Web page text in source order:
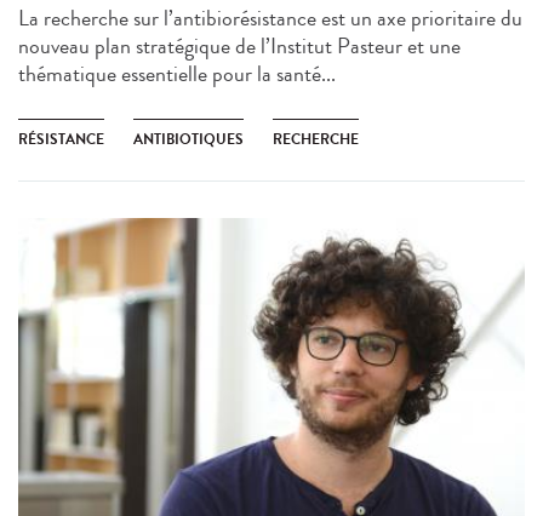
La recherche sur l’antibiorésistance est un axe prioritaire du
nouveau plan stratégique de l’Institut Pasteur et une
thématique essentielle pour la santé...
RÉSISTANCE ANTIBIOTIQUES RECHERCHE